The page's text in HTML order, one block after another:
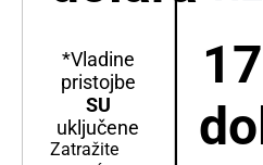
*Vladine
pristojbe
SU
uključene
Zatražite